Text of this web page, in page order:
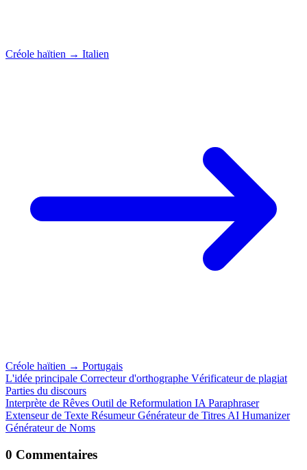
Créole haïtien → Italien
Créole haïtien → Portugais
L'idée principale Correcteur d'orthographe Vérificateur de plagiat
Parties du discours
Interprète de Rêves Outil de Reformulation IA Paraphraser
Extenseur de Texte RésumeurGénérateur de Titres AI Humanizer
Générateur de Noms
0 Commentaires